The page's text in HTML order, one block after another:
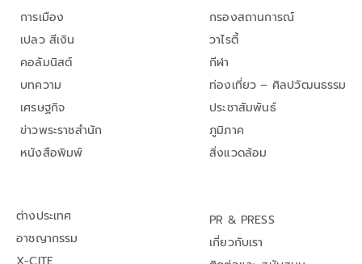
การเมือง
เปลว สีเงิน
คอลัมนิสต์
บทความ
เศรษฐกิจ
ข่าวพระราชสำนัก
หนังสือพิมพ์
กรองสถานการณ์
วาไรตี้
กีฬา
ท่องเที่ยว – ศิลปวัฒนธรรม
ประชาสัมพันธ์
ภูมิภาค
สิ่งแวดล้อม
ต่างประเทศ
อาชญากรรม
PR & PRESS
เกี่ยวกับเรา